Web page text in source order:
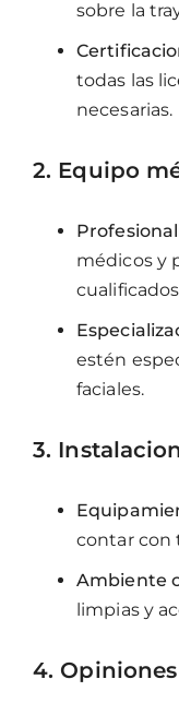
sobre la
todas las
necesarias.
2. Equipo
médicos y
estén
faciales.
3.
contar con
Ambiente
limpias y
4.